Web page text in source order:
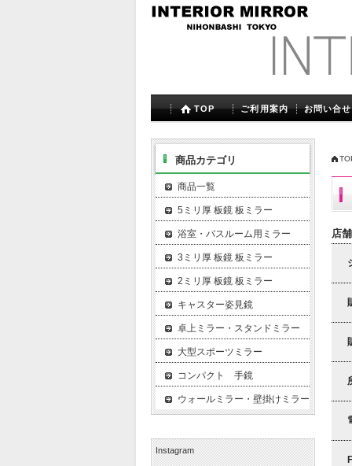
TOP ご利用案内 お問い合せ
店
商品カテゴリ
商品一覧
5ミリ厚 板鏡 板ミラー
浴室・バスルーム用ミラー
3ミリ厚 板鏡 板ミラー
2ミリ厚 板鏡 板ミラー
キャスター姿見鏡
卓上ミラー・スタンドミラー
大型スポーツミラー
コンパクト 手鏡
ウォールミラー・壁掛けミラー
Instagram